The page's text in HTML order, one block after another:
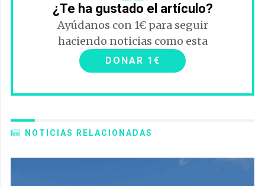
¿Te ha gustado el artículo?
Ayúdanos con 1€ para seguir
haciendo noticias como esta
DONAR 1€
NOTICIAS RELACIONADAS